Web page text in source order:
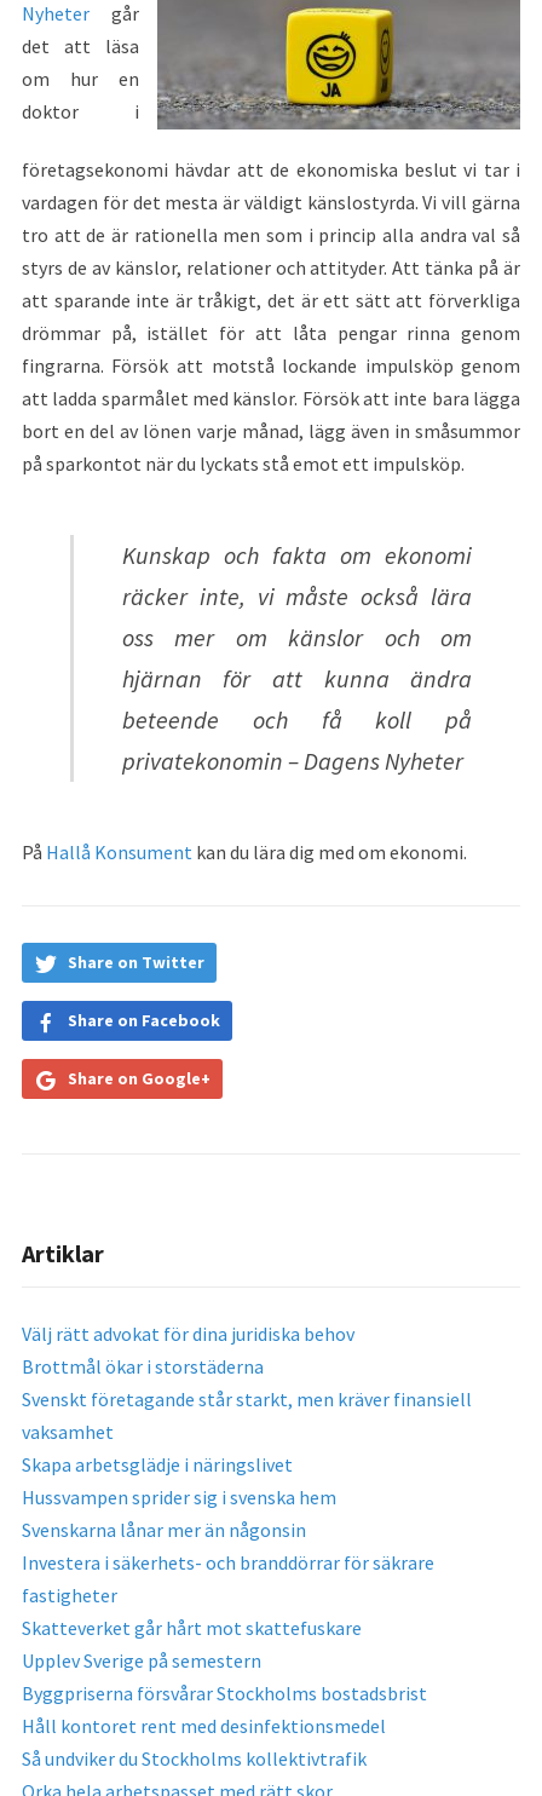
Nyhetergår
det att läsa
om hur en
doktor i
företagsekonomi hävdar att de ekonomiska beslut vi tar i
vardagen för det mesta är väldigt känslostyrda. Vi vill gärna
tro att de är rationella men som i princip alla andra val så
styrs de av känslor, relationer och attityder. Att tänka på är
att sparande inte är tråkigt, det är ett sätt att förverkliga
drömmar på, istället för att låta pengar rinna genom
fingrarna. Försök att motstå lockande impulsköp genom
att ladda sparmålet med känslor. Försök att inte bara lägga
bort en del av lönen varje månad, lägg även in småsummor
på sparkontot när du lyckats stå emot ett impulsköp.
Kunskap och fakta om ekonomi
räcker inte, vi måste också lära
oss mer om känslor och om
hjärnan för att kunna ändra
beteende och få koll på
privatekonomin – Dagens Nyheter
På Hallå Konsumentkan du lära dig med om ekonomi.
Share on Twitter
Share on Facebook
Share on Google+
Artiklar
Välj rätt advokat för dina juridiska behov
Brottmål ökar i storstäderna
Svenskt företagande står starkt, men kräver finansiell
vaksamhet
Skapa arbetsglädje i näringslivet
Hussvampen sprider sig i svenska hem
Svenskarna lånar mer än någonsin
Investera i säkerhets- och branddörrar för säkrare
fastigheter
Skatteverket går hårt mot skattefuskare
Upplev Sverige på semestern
Byggpriserna försvårar Stockholms bostadsbrist
Håll kontoret rent med desinfektionsmedel
Så undviker du Stockholms kollektivtrafik
Orka hela arbetspasset med rätt skor